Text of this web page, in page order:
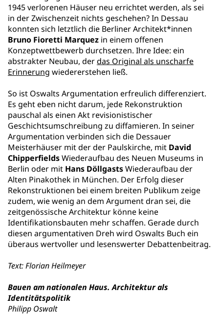
1945 verlorenen Häuser neu errichtet werden, als sei
in der Zwischenzeit nichts geschehen? In Dessau
konnten sich letztlich die Berliner Architekt*innen
Bruno Fioretti Marquez in einem offenen
Konzeptwettbewerb durchsetzen. Ihre Idee: ein
abstrakter Neubau, derdas Original als unscharfe
Erinnerung wiedererstehen ließ.
So ist Oswalts Argumentation erfreulich differenziert.
Es geht eben nicht darum, jede Rekonstruktion
pauschal als einen Akt revisionistischer
Geschichtsumschreibung zu diffamieren. In seiner
Argumentation verbinden sich die Dessauer
Meisterhäuser mit der der Paulskirche, mit David
ChipperfieldsWiederaufbau des Neuen Museums in
Berlin oder mit Hans DöllgastsWiederaufbau der
Alten Pinakothek in München. Der Erfolg dieser
Rekonstruktionen bei einem breiten Publikum zeige
zudem, wie wenig an dem Argument dran sei, die
zeitgenössische Architektur könne keine
Identifikationsbauten mehr schaffen. Gerade durch
diesen argumentativen Dreh wird Oswalts Buch ein
überaus wertvoller und lesenswerter Debattenbeitrag.
Text: Florian Heilmeyer
Bauen am nationalen Haus. Architektur als
Identitätspolitik
Philipp Oswalt